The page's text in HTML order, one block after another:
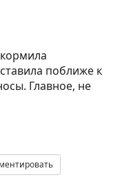
поближе к
Главное, не